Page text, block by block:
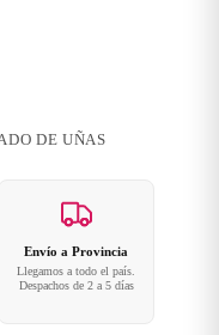
DE UÑAS
Envío a Provincia
Llegamos a todo el país.
Despachos de 2 a 5 días